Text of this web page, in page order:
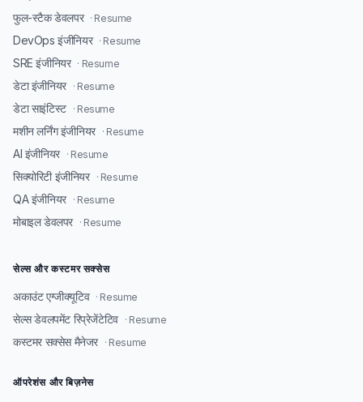
फुल-स्टैक डेवलपर · Resume
DevOps इंजीनियर · Resume
SRE इंजीनियर · Resume
डेटा इंजीनियर · Resume
डेटा साइंटिस्ट · Resume
मशीन लर्निंग इंजीनियर · Resume
AI इंजीनियर · Resume
सिक्योरिटी इंजीनियर · Resume
QA इंजीनियर · Resume
मोबाइल डेवलपर · Resume
सेल्स और कस्टमर सक्सेस
अकाउंट एग्जीक्यूटिव · Resume
सेल्स डेवलपमेंट रिप्रेजेंटेटिव · Resume
कस्टमर सक्सेस मैनेजर · Resume
ऑपरेशंस और बिज़नेस